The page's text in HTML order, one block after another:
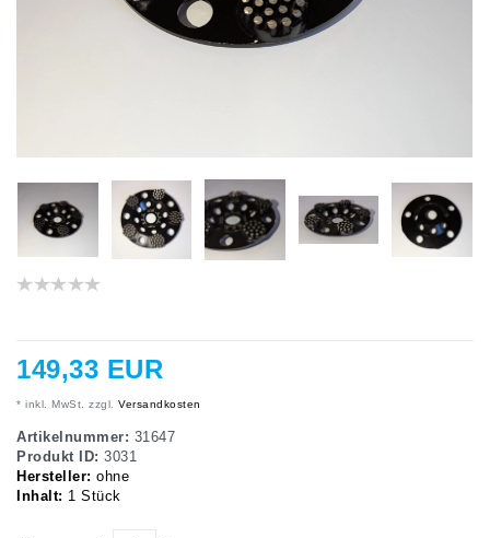
149,33 EUR
* inkl. MwSt. zzgl. Versandkosten
Artikelnummer: 31647
Produkt ID: 3031
Hersteller: ohne
Inhalt: 1 Stück